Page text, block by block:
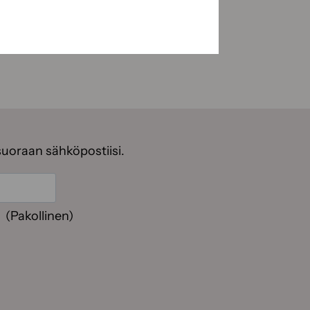
sähköpostiisi.
(Pakollinen)